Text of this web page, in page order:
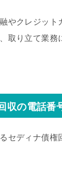
やクレジット
取り立て業務
収の電話番
セディナ債権